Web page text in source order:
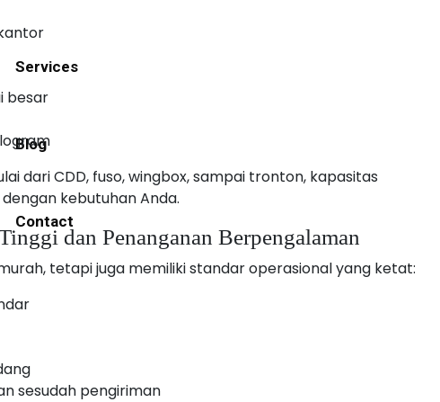
Services
Blog
Contact
besar
dari CDD, fuso, wingbox, sampai tronton, kapasitas
kebutuhan Anda.
dan Penanganan Berpengalaman
tetapi juga memiliki standar operasional yang ketat:
sesudah pengiriman